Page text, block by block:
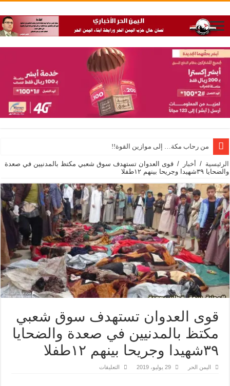
من رحاب مكة… إلى موازين القوة!!
الرئيسية / أخبار / قوى العدوان تستهدف سوق شعبي مكتظ بالمدنيين في صعدة
والضحايا ٣٩شهيدا وجريحا بينهم ١٢طفلا
قوى العدوان تستهدف سوق شعبي
مكتظ بالمدنيين في صعدة والضحايا
٣٩شهيدا وجريحا بينهم ١٢طفلا
اليمن الحر 29 يوليو، 2019 التعليقات